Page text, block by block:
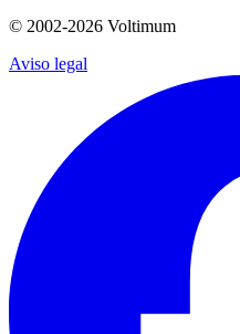
© 2002-2026 Voltimum
Aviso legal